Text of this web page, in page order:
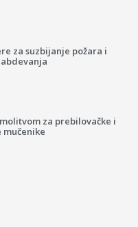
za suzbijanje požara i
za prebilovačke i